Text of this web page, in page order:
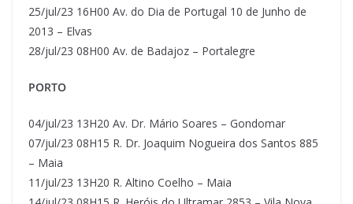
25/jul/23 16H00 Av. do Dia de Portugal 10 de Junho de
2013 – Elvas
28/jul/23 08H00 Av. de Badajoz – Portalegre
PORTO
04/jul/23 13H20 Av. Dr. Mário Soares – Gondomar
07/jul/23 08H15 R. Dr. Joaquim Nogueira dos Santos 885
– Maia
11/jul/23 13H20 R. Altino Coelho – Maia